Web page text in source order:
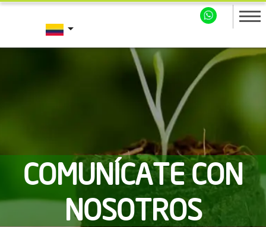
arrow_drop_down
COMUNÍCATE CON
NOSOTROS